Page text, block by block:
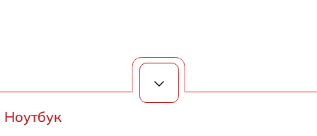
Ноутбук